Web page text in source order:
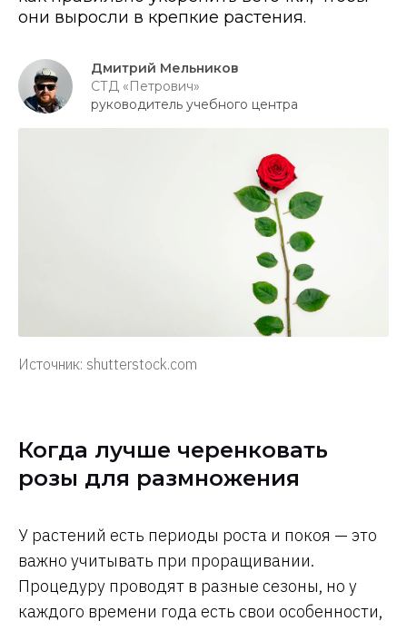
Дмитрий Мельников
СТД «Петрович»
руководитель учебного центра
они выросли в крепкие растения.
Источник: shutterstock.com
Когда лучше черенковать
розы для размножения
У растений есть периоды роста и покоя — это
важно учитывать при проращивании.
Процедуру проводят в разные сезоны, но у
каждого времени года есть свои особенности,